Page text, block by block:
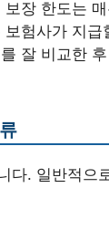
장 한도는
험사가 지급
잘 비교한
다. 일반적으